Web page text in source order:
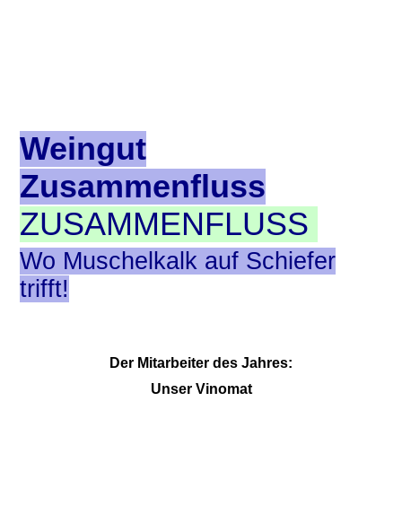
Weingut
Zusammenfluss
ZUSAMMENFLUSS
Wo Muschelkalk auf Schiefer
trifft!
Der Mitarbeiter des Jahres:
Unser Vinomat